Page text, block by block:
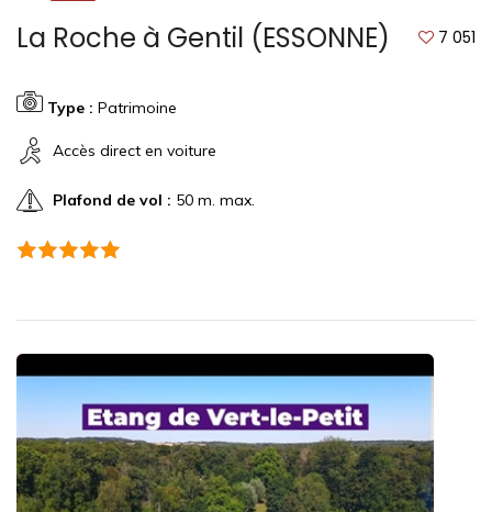
La Roche à Gentil (ESSONNE) 7 051
Type : Patrimoine
Accès direct en voiture
Plafond de vol : 50 m. max.